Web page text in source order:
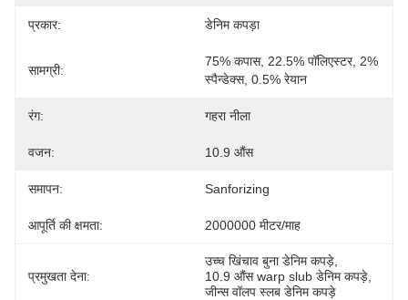
प्रकार: डेनिम कपड़ा
सामग्री:
75% कपास, 22.5% पॉलिएस्टर, 2%
स्पैन्डेक्स, 0.5% रेयान
रंग: गहरा नीला
वजन: 10.9 औंस
समापन: Sanforizing
आपूर्ति की क्षमता: 2000000 मीटर/माह
प्रमुखता देना:
उच्च खिंचाव बुना डेनिम कपड़े
10.9 औंस warp slub डेनिम कपड़े
जीन्स वॉलप स्लब डेनिम कपड़े